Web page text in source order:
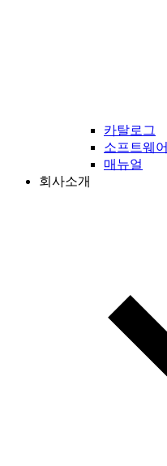
카탈로그
소프트웨어
매뉴얼
회사소개